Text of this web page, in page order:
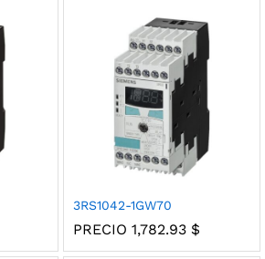
3RS1042-1GW70
PRECIO 1,782.93 $